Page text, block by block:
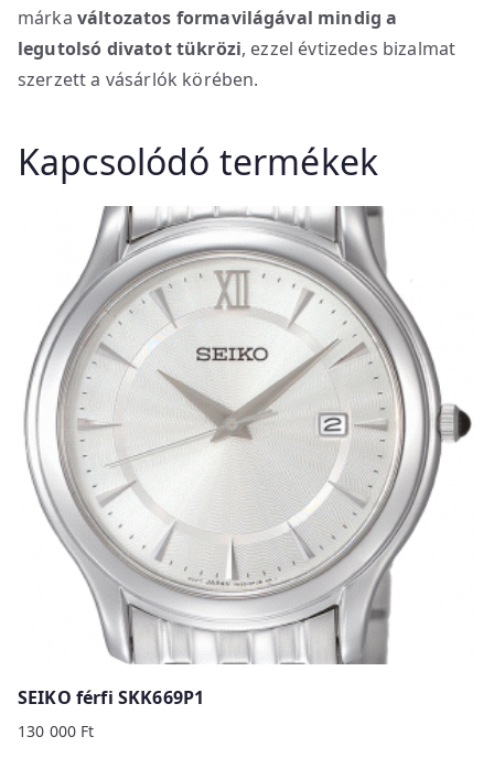
márka változatos formavilágával mindig a
legutolsó divatot tükrözi, ezzel évtizedes bizalmat
szerzett a vásárlók körében.
Kapcsolódó termékek
SEIKO férfi SKK669P1
130 000 Ft